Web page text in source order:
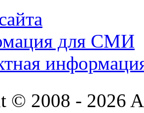
для СМИ
© 2008 - 2026